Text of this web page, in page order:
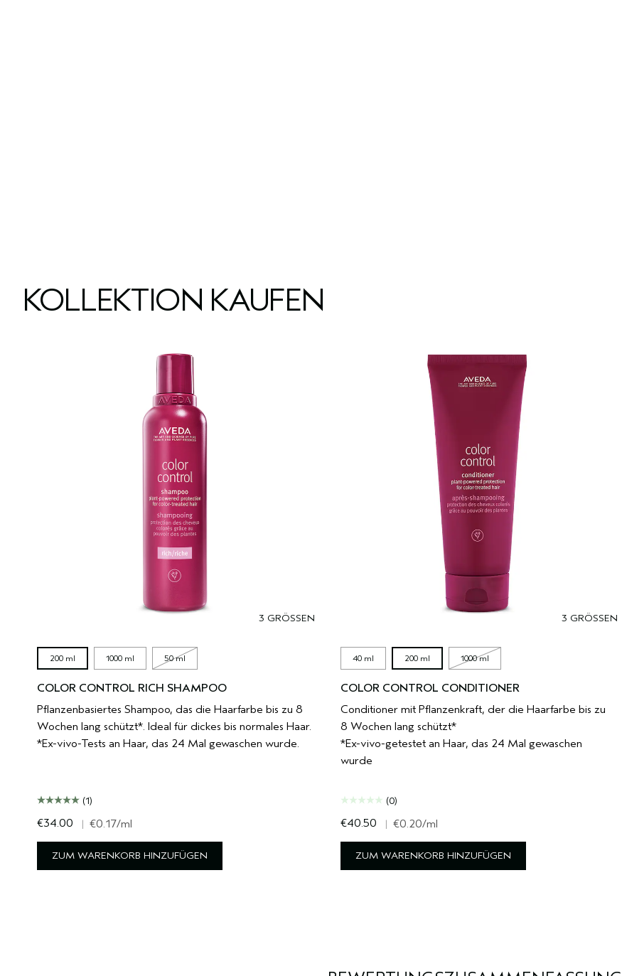
KOLLEKTION KAUFEN
3 GRÖSSEN
200 ml 1000 ml 50 ml
COLOR CONTROL RICH SHAMPOO
Pflanzenbasiertes Shampoo, das die Haarfarbe bis zu 8
Wochen lang schützt*. Ideal für dickes bis normales Haar.
*Ex-vivo-Tests an Haar, das 24 Mal gewaschen wurde.
(1)
€34.00 | €0.17/ml
ZUM WARENKORB HINZUFÜGEN
3 GRÖSSEN
40 ml 200 ml 1000 ml
COLOR CONTROL CONDITIONER
Conditioner mit Pflanzenkraft, der die Haarfarbe bis zu
8 Wochen lang schützt*
*Ex-vivo-getestet an Haar, das 24 Mal gewaschen
wurde
(0)
€40.50 | €0.20/ml
ZUM WARENKORB HINZUFÜGEN